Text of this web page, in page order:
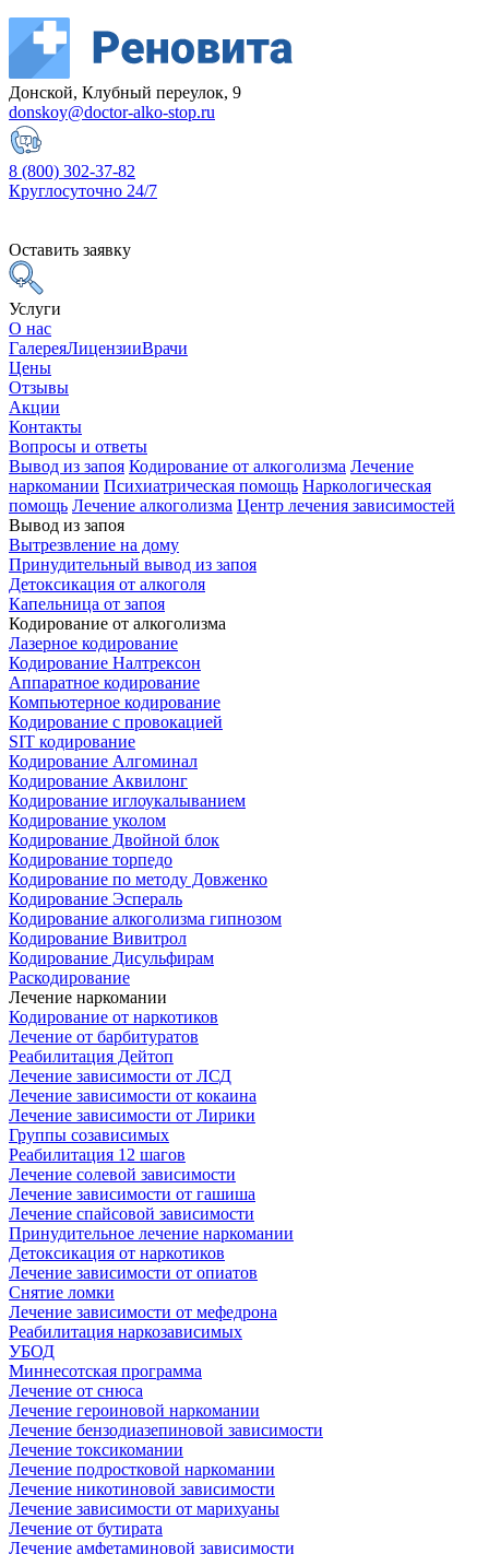
Донской, Клубный переулок, 9
donskoy@doctor-alko-stop.ru
8 (800) 302-37-82
Круглосуточно 24/7
Оставить заявку
Услуги
О нас
ГалереяЛицензииВрачи
Цены
Отзывы
Акции
Контакты
Вопросы и ответы
Вывод из запоя Кодирование от алкоголизма Лечение
наркомании Психиатрическая помощь Наркологическая
помощь Лечение алкоголизма Центр лечения зависимостей
Вывод из запоя
Вытрезвление на дому
Принудительный вывод из запоя
Детоксикация от алкоголя
Капельница от запоя
Кодирование от алкоголизма
Лазерное кодирование
Кодирование Налтрексон
Аппаратное кодирование
Компьютерное кодирование
Кодирование с провокацией
SIT кодирование
Кодирование Алгоминал
Кодирование Аквилонг
Кодирование иглоукалыванием
Кодирование уколом
Кодирование Двойной блок
Кодирование торпедо
Кодирование по методу Довженко
Кодирование Эспераль
Кодирование алкоголизма гипнозом
Кодирование Вивитрол
Кодирование Дисульфирам
Раскодирование
Лечение наркомании
Кодирование от наркотиков
Лечение от барбитуратов
Реабилитация Дейтоп
Лечение зависимости от ЛСД
Лечение зависимости от кокаина
Лечение зависимости от Лирики
Группы созависимых
Реабилитация 12 шагов
Лечение солевой зависимости
Лечение зависимости от гашиша
Лечение спайсовой зависимости
Принудительное лечение наркомании
Детоксикация от наркотиков
Лечение зависимости от опиатов
Снятие ломки
Лечение зависимости от мефедрона
Реабилитация наркозависимых
УБОД
Миннесотская программа
Лечение от снюса
Лечение героиновой наркомании
Лечение бензодиазепиновой зависимости
Лечение токсикомании
Лечение подростковой наркомании
Лечение никотиновой зависимости
Лечение зависимости от марихуаны
Лечение от бутирата
Лечение амфетаминовой зависимости